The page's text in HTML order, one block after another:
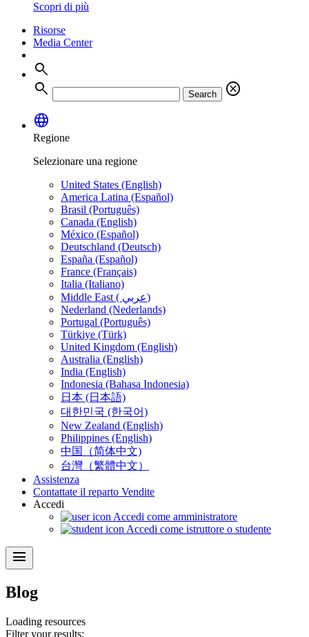
Scopri di più
Risorse
Media Center
search
search
Search
cancel
language
Regione
Selezionare una regione
United States (English)
America Latina (Español)
Brasil (Português)
Canada (English)
México (Español)
Deutschland (Deutsch)
España (Español)
France (Français)
Italia (Italiano)
Middle East ( عربي)
Nederland (Nederlands)
Portugal (Português)
Türkiye (Türk)
United Kingdom (English)
Australia (English)
India (English)
Indonesia (Bahasa Indonesia)
日本 (日本語)
대한민국 (한국어)
New Zealand (English)
Philippines (English)
中国（简体中文)
台灣（繁體中文）
Assistenza
Contattate il reparto Vendite
Accedi
Accedi come amministratore
Accedi come istruttore o studente
menu
Blog
Loading resources
Filter your results: